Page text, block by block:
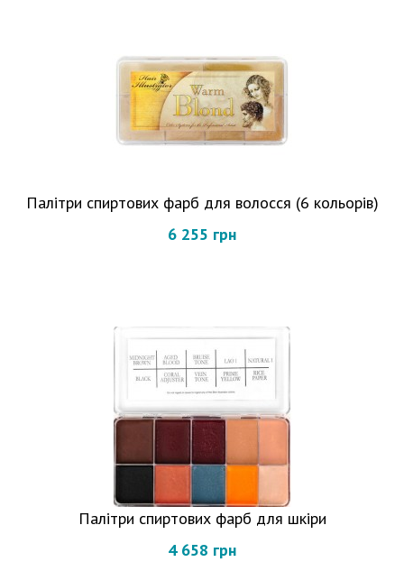
Палітри спиртових фарб для волосся (6 кольорів)
6 255 грн
Палітри спиртових фарб для шкіри
4 658 грн